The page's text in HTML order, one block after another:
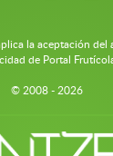
la aceptación del
de Portal
© 2008 - 2026